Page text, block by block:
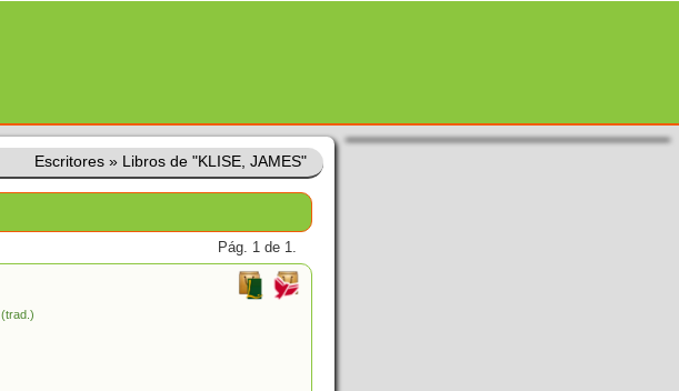
Escritores » Libros de "KLISE, JAMES"
Pág. 1 de 1.
(trad.)